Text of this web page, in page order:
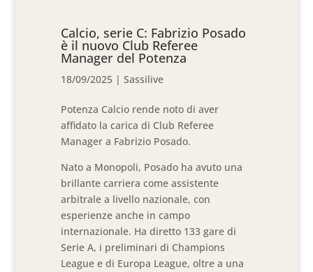
Calcio, serie C: Fabrizio Posado
è il nuovo Club Referee
Manager del Potenza
18/09/2025 |Sassilive
Potenza Calcio rende noto di aver
affidato la carica di Club Referee
Manager a Fabrizio Posado.
Nato a Monopoli, Posado ha avuto una
brillante carriera come assistente
arbitrale a livello nazionale, con
esperienze anche in campo
internazionale. Ha diretto 133 gare di
Serie A, i preliminari di Champions
League e di Europa League, oltre a una